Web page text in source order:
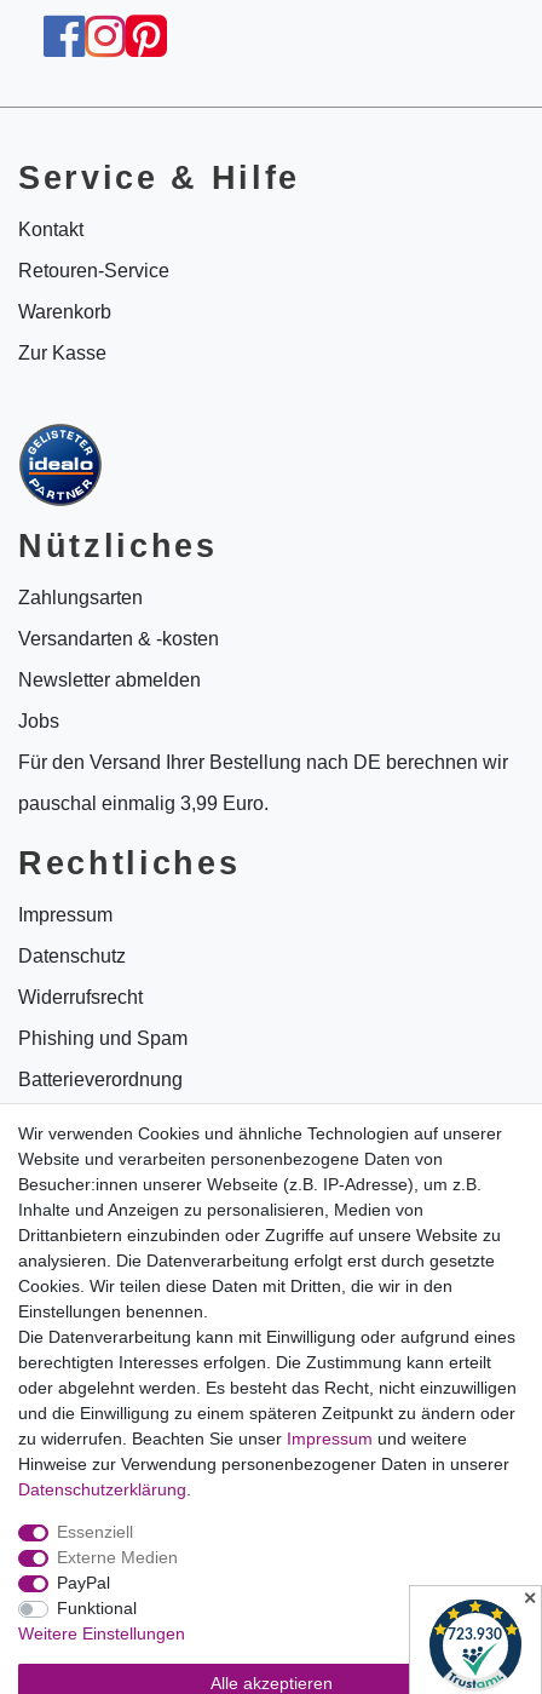
Wir verwenden Cookies und ähnliche Technologien auf unserer
Website und verarbeiten personenbezogene Daten von
Besucher:innen unserer Webseite (z.B. IP-Adresse), um z.B.
Inhalte und Anzeigen zu personalisieren, Medien von
Drittanbietern einzubinden oder Zugriffe auf unsere Website zu
analysieren. Die Datenverarbeitung erfolgt erst durch gesetzte
Cookies. Wir teilen diese Daten mit Dritten, die wir in den
Einstellungen benennen.
Die Datenverarbeitung kann mit Einwilligung oder aufgrund eines
berechtigten Interesses erfolgen. Die Zustimmung kann erteilt
oder abgelehnt werden. Es besteht das Recht, nicht einzuwilligen
und die Einwilligung zu einem späteren Zeitpunkt zu ändern oder
zu widerrufen. Beachten Sie unser Impressum und weitere
Hinweise zur Verwendung personenbezogener Daten in unserer
Daten­schutz­erklärung
Essenziell
Externe Medien
PayPal
Funktional
Weitere Einstellungen
Alle akzeptieren
Service & Hilfe
Kontakt
Retouren-Service
Warenkorb
Zur Kasse
Nützliches
Zahlungsarten
Versandarten & -kosten
Newsletter abmelden
Jobs
Für den Versand Ihrer Bestellung nach DE berechnen wir
pauschal einmalig 3,99 Euro.
Rechtliches
Impressum
Datenschutz
Widerrufsrecht
Phishing und Spam
Batterieverordnung
Bildnachweise
AGB
Vertrag widerrufen
B2BKunden
Zum Händlerbereich
PrivatKunden
Neukundenanmeldung
Mein Konto
Zahlung & Versand ✕